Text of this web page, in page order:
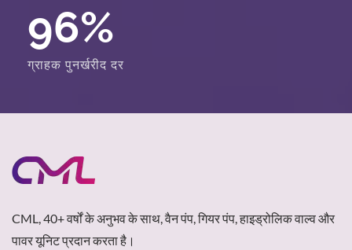
96%
ग्राहक पुनर्खरीद दर
CML, 40+ वर्षों के अनुभव के साथ, वैन पंप, गियर पंप, हाइड्रोलिक वाल्व और
पावर यूनिट प्रदान करता है।